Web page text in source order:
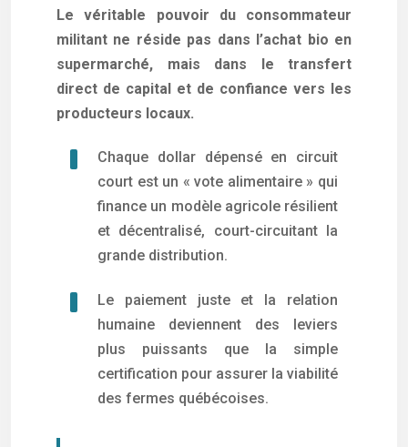
Le véritable pouvoir du consommateur
militant ne réside pas dans l’achat bio en
supermarché, mais dans le transfert
direct de capital et de confiance vers les
producteurs locaux.
Chaque dollar dépensé en circuit
court est un « vote alimentaire » qui
finance un modèle agricole résilient
et décentralisé, court-circuitant la
grande distribution.
Le paiement juste et la relation
humaine deviennent des leviers
plus puissants que la simple
certification pour assurer la viabilité
des fermes québécoises.